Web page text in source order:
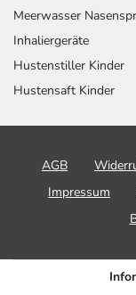
Meerwasser
Inhaliergeräte
Hustenstiller Kinder
Hustensaft Kinder
AGB
Impressum